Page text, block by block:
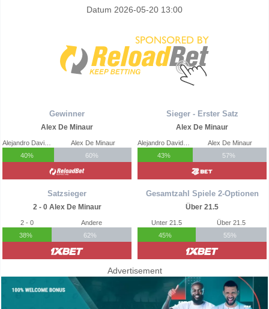
Datum 2026-05-20 13:00
Gewinner
Alex De Minaur
40%
Alex De Minaur
60%
Satzsieger
2 - 0 Alex De Minaur
2 - 0
38%
Andere
62%
Sieger - Erster Satz
Alex De Minaur
43%
Alex De Minaur
57%
Gesamtzahl Spiele 2-Optionen
Über 21.5
Unter 21.5
45%
Über 21.5
55%
Advertisement